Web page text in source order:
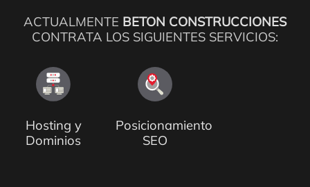
ACTUALMENTE BETON CONSTRUCCIONES
CONTRATA LOS SIGUIENTES SERVICIOS:
Hosting y
Dominios
Posicionamiento
SEO